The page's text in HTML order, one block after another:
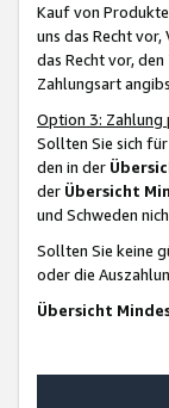
Kauf von
uns das Recht
das Recht vor,
Zahlungsart
Option 3: Zahlung
Sollten Sie sich
den in der
der Übersicht
und Schweden
Sollten Sie keine
oder die
Übersicht